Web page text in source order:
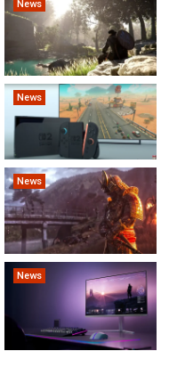
News
News
News
News